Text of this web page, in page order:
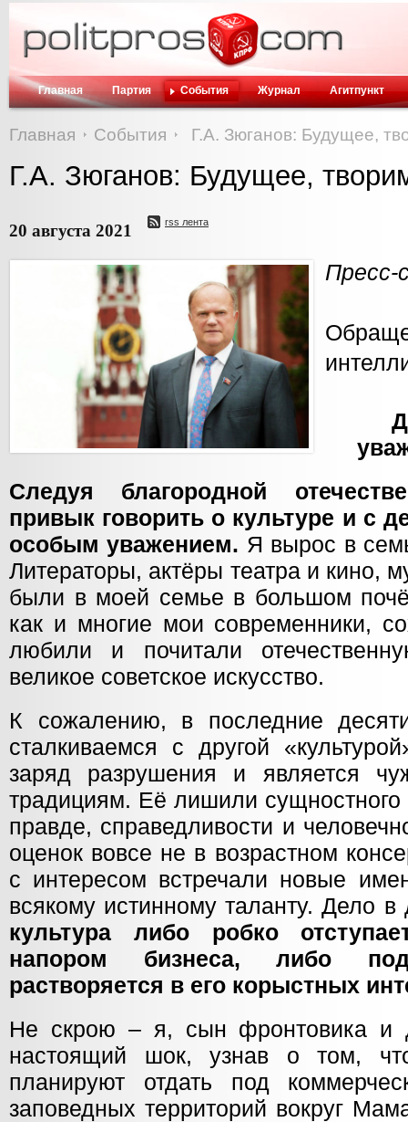
Главная Партия События Журнал Агитпункт
Главная События Г.А. Зюганов: Будущее,
Г.А. Зюганов: Будущее,
20 августа 2021 rss лента
Следуя благородной
привык говорить о культуре и с
особым уважением. Я вырос в
Литераторы, актёры театра и кино,
были в моей семье в большом
как и многие мои современники,
любили и почитали
великое советское искусство.
К сожалению, в последние
сталкиваемся с другой
заряд разрушения и является
традициям. Её лишили сущностного
правде, справедливости и
оценок вовсе не в возрастном
с интересом встречали новые
всякому истинному таланту. Дело
культура либо робко
напором бизнеса, либо
растворяется в его корыстных
Не скрою – я, сын фронтовика и
настоящий шок, узнав о том,
планируют отдать под
заповедных территорий вокруг